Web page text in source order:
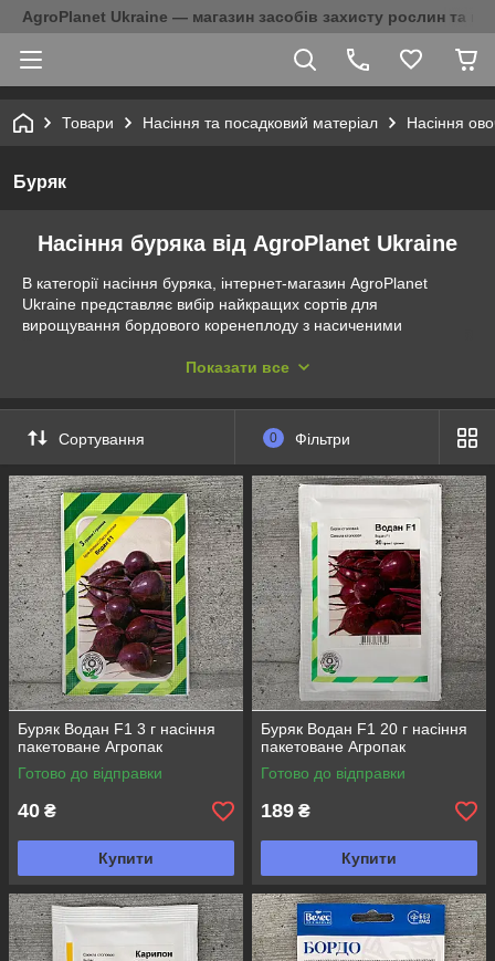
AgroPlanet Ukraine — магазин засобів захисту рослин та
Товари Насіння та посадковий матеріал Насіння
Буряк
Насіння буряка від AgroPlanet Ukraine
В категорії насіння буряка, інтернет-магазин AgroPlanet
Ukraine представляє вибір найкращих сортів для
вирощування бордового коренеплоду з насиченими
користь, тому його вирощують багато аграріїв та садоводів-
властивостей після проведення термічної обробки та
використання для приготування різноманітних традиційних
українських страв.
Буряк є дворічником: щоб отримати насіннєвий матеріал,
необхідно навесні висадити в ґрунт коренеплід із
попереднього врожаю. Проте, сьогодні навряд чи знайдеться
велика кількість садівників, які займаються збиранням
насіння. Значно легше та зручніше купити готовий посівний
матеріал сертифікованих українських та голландських
виробників на нашому сайті. У нас представлений широкий
вибір сортів овочів, які дозволять отримати багатий та якісний
урожай.
Показати все
Сортування 0 Фільтри
Буряк Водан F1 3 г насіння
пакетоване Агропак
Готово до відправки
40 ₴
Купити
Буряк Водан F1 20 г насіння
пакетоване Агропак
Готово до відправки
189 ₴
Купити